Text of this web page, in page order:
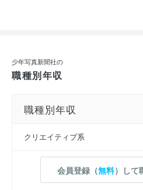
少年写真新聞社の
職種別年収
職種別年収
クリエイティブ系
会員登録（無料）して